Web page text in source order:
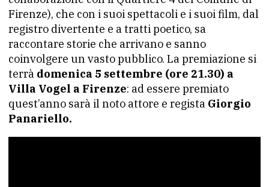
Firenze), che con i suoi spettacoli e i suoi film, dal
registro divertente e a tratti poetico, sa
raccontare storie che arrivano e sanno
coinvolgere un vasto pubblico. La premiazione si
terrà domenica 5 settembre (ore 21.30) a
Villa Vogel a Firenze: ad essere premiato
quest’anno sarà il noto attore e regista Giorgio
Panariello.